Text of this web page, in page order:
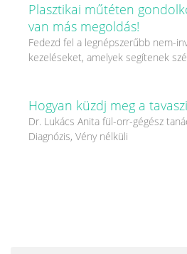
Plasztikai műtéten
van más megoldás!
Fedezd fel a legnépszerűbb nem-
kezeléseket, amelyek segítenek
Hogyan küzdj meg a
Dr. Lukács Anita fül-orr-gégész
Diagnózis, Vény nélküli